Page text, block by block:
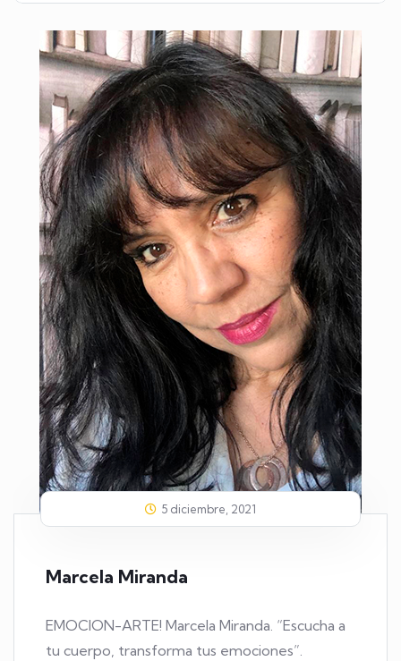
5 diciembre, 2021
Marcela Miranda
EMOCION-ARTE! Marcela Miranda. “Escucha a
tu cuerpo, transforma tus emociones”.